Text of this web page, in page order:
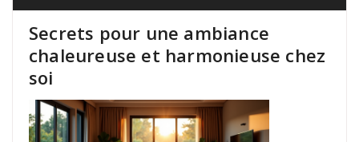
Secrets pour une ambiance
chaleureuse et harmonieuse chez
soi